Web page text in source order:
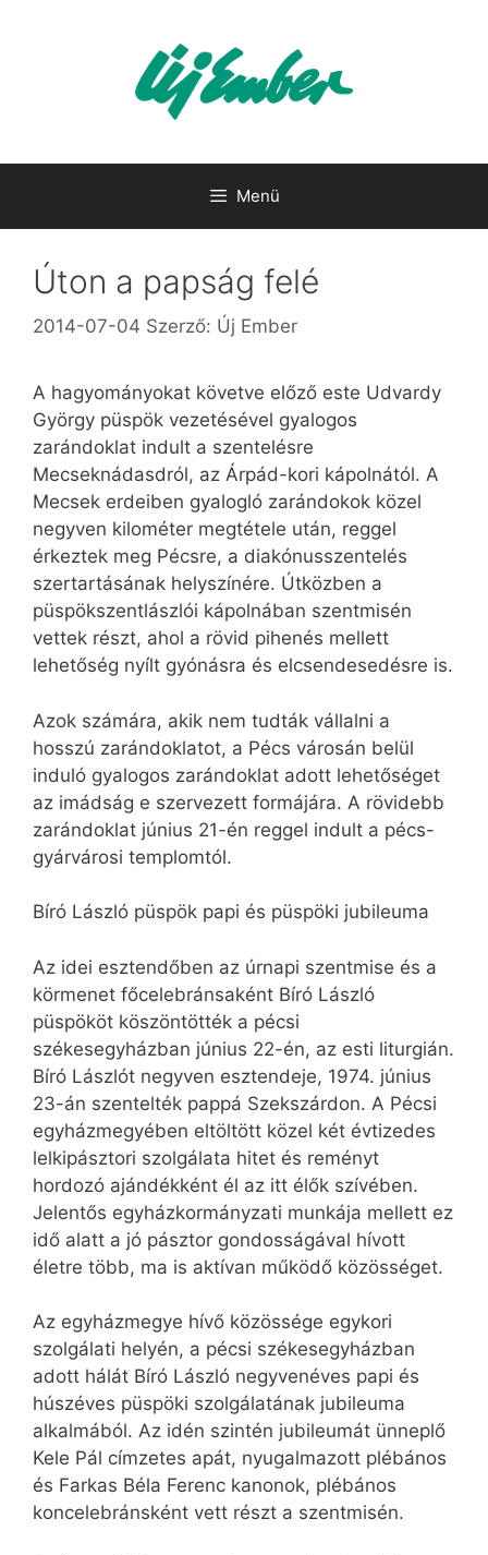
Menü
Úton a papság felé
2014-07-04 Szerző: Új Ember
A hagyományokat követve előző este Udvardy
György püspök vezetésével gyalogos
zarándoklat indult a szentelésre
Mecseknádasdról, az Árpád-kori kápolnától. A
Mecsek erdeiben gyalogló zarándokok közel
negyven kilométer megtétele után, reggel
érkeztek meg Pécsre, a diakónusszentelés
szertartásának helyszínére. Útközben a
püspökszentlászlói kápolnában szentmisén
vettek részt, ahol a rövid pihenés mellett
lehetőség nyílt gyónásra és elcsendesedésre is.
Azok számára, akik nem tudták vállalni a
hosszú zarándoklatot, a Pécs városán belül
induló gyalogos zarándoklat adott lehetőséget
az imádság e szervezett formájára. A rövidebb
zarándoklat június 21-én reggel indult a pécs-
gyárvárosi templomtól.
Bíró László püspök papi és püspöki jubileuma
Az idei esztendőben az úrnapi szentmise és a
körmenet főcelebránsaként Bíró László
püspököt köszöntötték a pécsi
székesegyházban június 22-én, az esti liturgián.
Bíró Lászlót negyven esztendeje, 1974. június
23-án szentelték pappá Szekszárdon. A Pécsi
egyházmegyében eltöltött közel két évtizedes
lelkipásztori szolgálata hitet és reményt
hordozó ajándékként él az itt élők szívében.
Jelentős egyházkormányzati munkája mellett ez
idő alatt a jó pásztor gondosságával hívott
életre több, ma is aktívan működő közösséget.
Az egyházmegye hívő közössége egykori
szolgálati helyén, a pécsi székesegyházban
adott hálát Bíró László negyvenéves papi és
húszéves püspöki szolgálatának jubileuma
alkalmából. Az idén szintén jubileumát ünneplő
Kele Pál címzetes apát, nyugalmazott plébános
és Farkas Béla Ferenc kanonok, plébános
koncelebránsként vett részt a szentmisén.